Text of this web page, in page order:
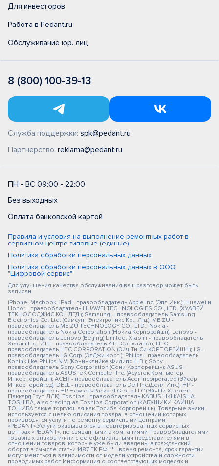
Для инвесторов
Работа в Pedant.ru
Обслуживание юр. лиц
8 (800) 100-39-13
Служба поддержки: spk@pedant.ru
Партнерство: reklama@pedant.ru
ПН - ВС 09:00 - 22:00
Без выходных
Оплата банковской картой
Правила и условия на выполнение ремонтных работ в
сервисном центре типовые (единые)
Политика обработки персональных данных
Политика обработки персональных данных в ООО
"Цифровой сервис"
Для улучшения качества обслуживания ваш разговор может быть
записан
iPhone, Macbook, iPad - правообладатель Apple Inc. (Эпл Инк.); Huawei и
Honor - правообладатель HUAWEI TECHNOLOGIES CO., LTD. (ХУАВЕЙ
ТЕКНОЛОДЖИС КО., ЛТД.); Samsung – правообладатель Samsung
Electronics Co. Ltd. (Самсунг Электроникс Ко., Лтд.); MEIZU -
правообладатель MEIZU TECHNOLOGY CO., LTD.; Nokia -
правообладатель Nokia Corporation (Нокиа Корпорейшн); Lenovo -
правообладатель Lenovo (Beijing) Limited; Xiaomi - правообладатель
Xiaomi Inc.; ZTE - правообладатель ZTE Corporation; HTC -
правообладатель HTC CORPORATION (Эйч-Ти-Си КОРПОРЕЙШН); LG -
правообладатель LG Corp. (ЭлДжи Корп.); Philips - правообладатель
Koninklijke Philips N.V. (Конинклийке Филипс Н.В.); Sony -
правообладатель Sony Corporation (Сони Корпорейшн); ASUS -
правообладатель ASUSTeK Computer Inc. (Асустек Компьютер
Инкорпорейшн); ACER - правообладатель Acer Incorporated (Эйсер
Инкорпорейтед); DELL - правообладатель Dell Inc.(Делл Инк.); HP -
правообладатель HP Hewlett-Packard Group LLC (ЭйчПи Хьюлетт
Паккард Груп ЛЛК); Toshiba - правообладатель KABUSHIKI KAISHA
TOSHIBA, also trading as Toshiba Corporation (КАБУШИКИ КАЙША
ТОШИБА также торгующая как Тосиба Корпорейшн). Товарные знаки
используется с целью описания товара, в отношении которых
производятся услуги по ремонту сервисными центрами
«PEDANT».Услуги оказываются в неавторизованных сервисных
центрах «PEDANT», не связанными с компаниями Правообладателями
товарных знаков и/или с ее официальными представителями в
отношении товаров, которые уже были введены в гражданский
оборот в смысле статьи 1487 ГК РФ ** - время ремонта, срок гарантии
могут меняться в зависимости от модели устройства и сложности
проводимых работ Информация о соответствующих моделях и